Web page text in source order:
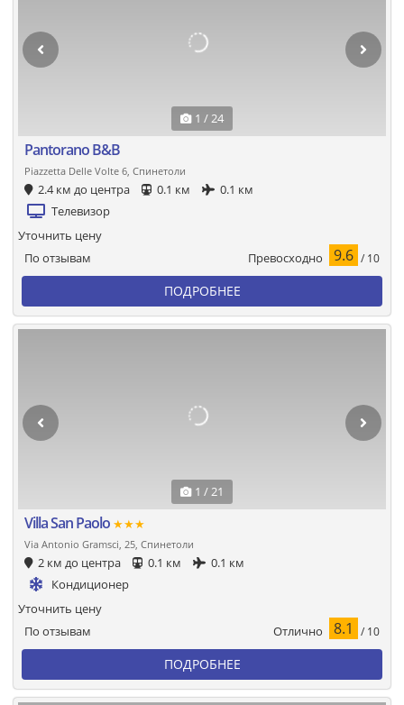
1 / 24
Pantorano B&B
Piazzetta Delle Volte 6, Спинетоли
2.4 км до центра 0.1 км
0.1 км
Телевизор
По отзывам Превосходно 9.6 / 10
Уточнить цену
ПОДРОБНЕЕ
1 / 21
Villa San Paolo ★★★
Via Antonio Gramsci, 25, Спинетоли
2 км до центра 0.1 км
0.1 км
Кондиционер
По отзывам Отлично 8.1 / 10
Уточнить цену
ПОДРОБНЕЕ